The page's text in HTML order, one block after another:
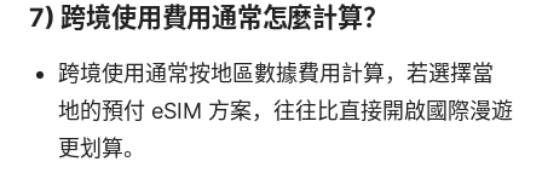
7) 跨境使用費用通常怎麼計算？
跨境使用通常按地區數據費用計算，若選擇當
地的預付 eSIM 方案，往往比直接開啟國際漫遊
更划算。